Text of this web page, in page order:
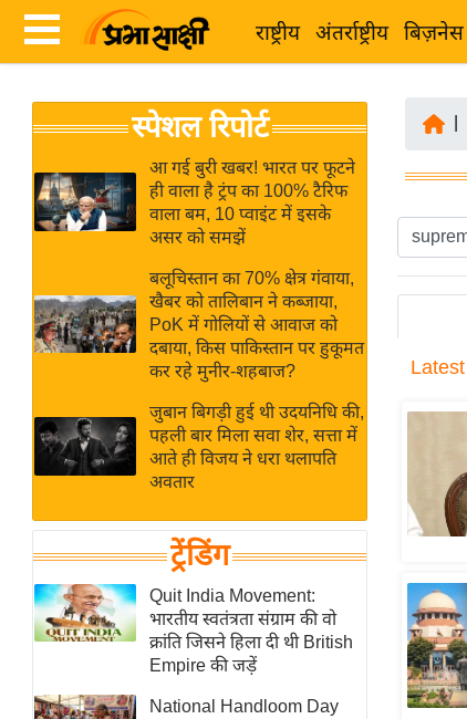
राष्ट्रीय अंतर्राष्ट्रीय बिज़नेस
News
Hindi
Live
News in
Hindi
News
Hindi
Videos
ख
ब
र
अंतर्राष्ट्रीय
बिज़नेस
विशेषज्ञ
राय
खेल
क्रिकेट
IPL
2026
ई-पेपर
स्पेशल रिपोर्ट
आ गई बुरी खबर! भारत पर फूटने
ही वाला है ट्रंप का 100% टैरिफ
वाला बम, 10 प्वाइंट में इसके
असर को समझें
बलूचिस्तान का 70% क्षेत्र गंवाया,
खैबर को तालिबान ने कब्जाया,
PoK में गोलियों से आवाज को
दबाया, किस पाकिस्तान पर हुकूमत
कर रहे मुनीर-शहबाज?
जुबान बिगड़ी हुई थी उदयनिधि की,
पहली बार मिला सवा शेर, सत्ता में
आते ही विजय ने धरा थलापति
अवतार
ट्रेंडिंग
Quit India Movement:
भारतीय स्वतंत्रता संग्राम की वो
क्रांति जिसने हिला दी थी British
Empire की जड़ें
National Handloom Day
Latest